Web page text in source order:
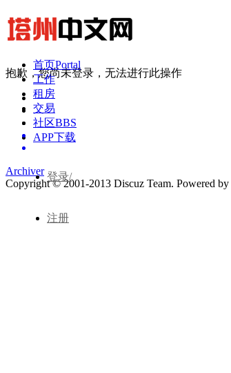
首页Portal
工作
租房
交易
社区BBS
APP下载
登录/
注册
抱歉，您尚未登录，无法进行此操作
Archiver
Copyright © 2001-2013 Discuz Team. Powered by